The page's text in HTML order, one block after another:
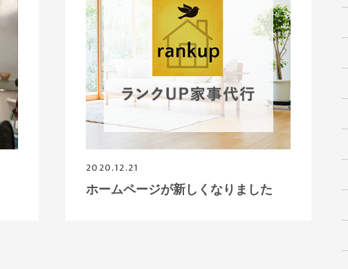
2020.12.21
ホームページが新しくなりました